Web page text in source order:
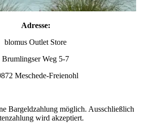
Adresse:
blomus Outlet Store
Brumlingser Weg 5-7
Meschede-Freienohl
Bargeldzahlung möglich. Ausschließlich
wird akzeptiert.